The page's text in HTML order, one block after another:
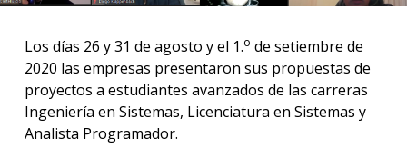
Los días 26 y 31 de agosto y el 1.o de setiembre de
2020 las empresas presentaron sus propuestas de
proyectos a estudiantes avanzados de las carreras
Ingeniería en Sistemas, Licenciatura en Sistemas y
Analista Programador.